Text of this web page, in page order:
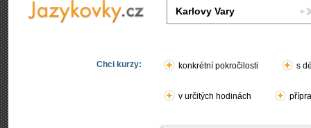
Chci kurzy: konkrétní pokročilosti s
v určitých hodinách